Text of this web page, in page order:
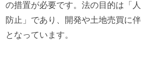
の措置が必要です。法の目的は「
防止」であり、開発や土地売買に
となっています。